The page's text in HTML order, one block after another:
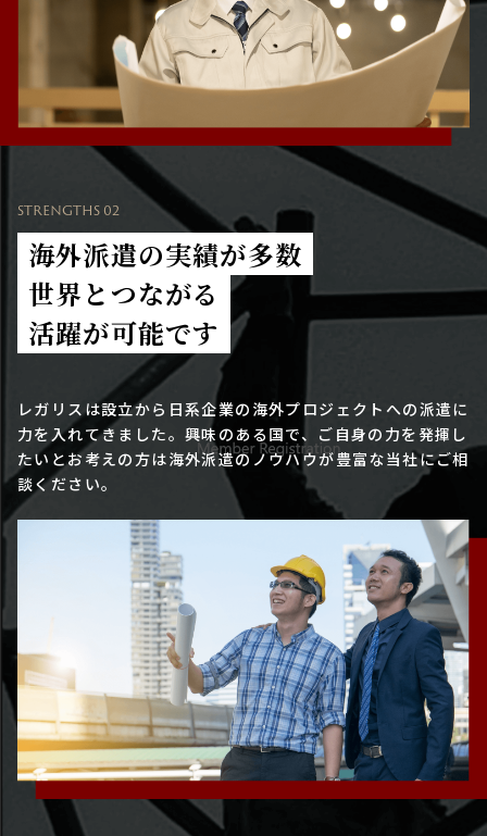
STRENGTHS 02
海外派遣の実績が多数
世界とつながる
活躍が可能です
レガリスは設立から日系企業の海外プロジェクトへの派遣に
力を入れてきました。興味のある国で、ご自身の力を発揮し
たいとお考えの方は海外派遣のノウハウが豊富な当社にご相
談ください。